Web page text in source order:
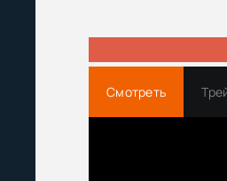
Смотреть